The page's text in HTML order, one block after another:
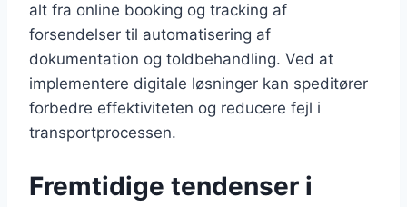
alt fra online booking og tracking af
forsendelser til automatisering af
dokumentation og toldbehandling. Ved at
implementere digitale løsninger kan speditører
forbedre effektiviteten og reducere fejl i
transportprocessen.
Fremtidige tendenser i